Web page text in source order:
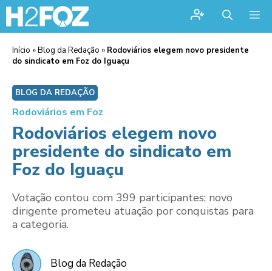
Início »Blog da Redação » Rodoviários elegem novo presidente
do sindicato em Foz do Iguaçu
BLOG DA REDAÇÃO
Rodoviários em Foz
Rodoviários elegem novo
presidente do sindicato em
Foz do Iguaçu
Votação contou com 399 participantes; novo
dirigente prometeu atuação por conquistas para
a categoria.
Blog da Redação